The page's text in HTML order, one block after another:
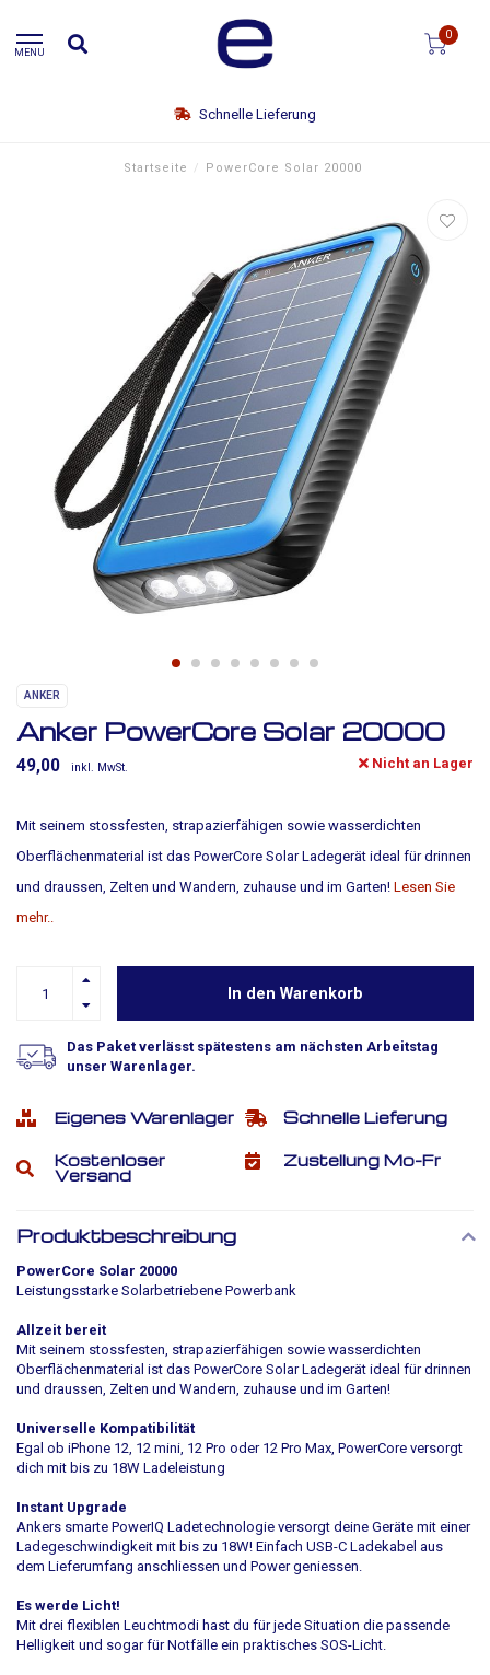
MENU
0
Schnelle Lieferung
Startseite / PowerCore Solar 20000
ANKER
Anker PowerCore Solar 20000
49,00 inkl. MwSt. Nicht an Lager
Mit seinem stossfesten, strapazierfähigen sowie wasserdichten
Oberflächenmaterial ist das PowerCore Solar Ladegerät ideal für drinnen
und draussen, Zelten und Wandern, zuhause und im Garten! Lesen Sie
mehr..
In den Warenkorb
Das Paket verlässt spätestens am nächsten Arbeitstag
unser Warenlager.
Eigenes Warenlager Schnelle Lieferung
Kostenloser
Versand
Zustellung Mo-Fr
Produktbeschreibung
PowerCore Solar 20000
Leistungsstarke Solarbetriebene Powerbank
Allzeit bereit
Mit seinem stossfesten, strapazierfähigen sowie wasserdichten
Oberflächenmaterial ist das PowerCore Solar Ladegerät ideal für drinnen
und draussen, Zelten und Wandern, zuhause und im Garten!
Universelle Kompatibilität
Egal ob iPhone 12, 12 mini, 12 Pro oder 12 Pro Max, PowerCore versorgt
dich mit bis zu 18W Ladeleistung
Instant Upgrade
Ankers smarte PowerIQ Ladetechnologie versorgt deine Geräte mit einer
Ladegeschwindigkeit mit bis zu 18W! Einfach USB-C Ladekabel aus
dem Lieferumfang anschliessen und Power geniessen.
Es werde Licht!
Mit drei flexiblen Leuchtmodi hast du für jede Situation die passende
Helligkeit und sogar für Notfälle ein praktisches SOS-Licht.